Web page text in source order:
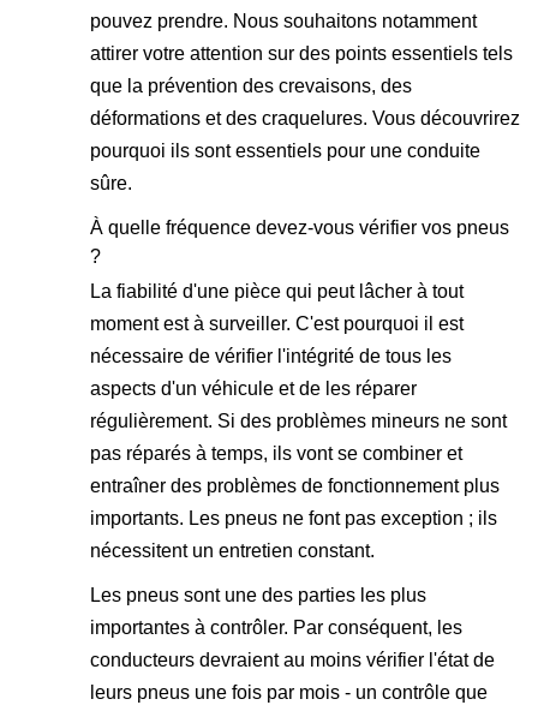
pouvez prendre. Nous souhaitons notamment
attirer votre attention sur des points essentiels tels
que la prévention des crevaisons, des
déformations et des craquelures. Vous découvrirez
pourquoi ils sont essentiels pour une conduite
sûre.
À quelle fréquence devez-vous vérifier vos pneus
?
La fiabilité d'une pièce qui peut lâcher à tout
moment est à surveiller. C'est pourquoi il est
nécessaire de vérifier l'intégrité de tous les
aspects d'un véhicule et de les réparer
régulièrement. Si des problèmes mineurs ne sont
pas réparés à temps, ils vont se combiner et
entraîner des problèmes de fonctionnement plus
importants. Les pneus ne font pas exception ; ils
nécessitent un entretien constant.
Les pneus sont une des parties les plus
importantes à contrôler. Par conséquent, les
conducteurs devraient au moins vérifier l'état de
leurs pneus une fois par mois - un contrôle que